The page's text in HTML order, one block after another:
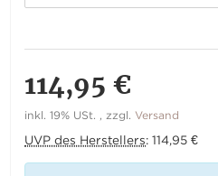
114,95 €
inkl. 19% USt. , zzgl.Versand
UVP des Herstellers:114,95 €